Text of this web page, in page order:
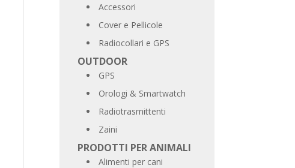
Accessori
Cover e Pellicole
Radiocollari e GPS
OUTDOOR
GPS
Orologi & Smartwatch
Radiotrasmittenti
Zaini
PRODOTTI PER ANIMALI
Alimenti per cani